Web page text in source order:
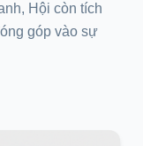
Hội còn tích
góp vào sự